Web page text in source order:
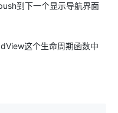
到下一个显示导航界面
这个生命周期函数中